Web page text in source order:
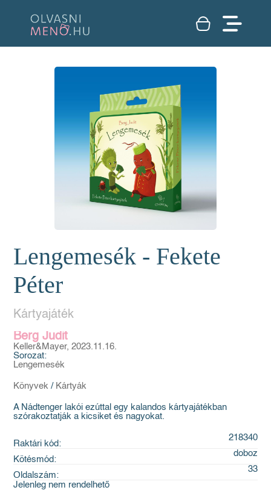
Lengemesék - Fekete
Péter
Kártyajáték
Berg Judit
Keller&Mayer, 2023.11.16.
Sorozat:
Lengemesék
Könyvek / Kártyák
A Nádtenger lakói ezúttal egy kalandos kártyajátékban
szórakoztatják a kicsiket és nagyokat.
Raktári kód:
218340
Kötésmód:
doboz
Oldalszám:
33
Jelenleg nem rendelhető